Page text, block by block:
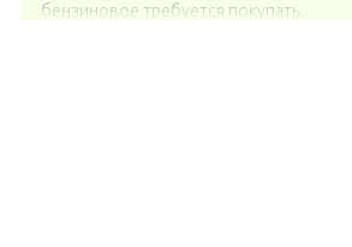
бензиновое требуется покупать,...